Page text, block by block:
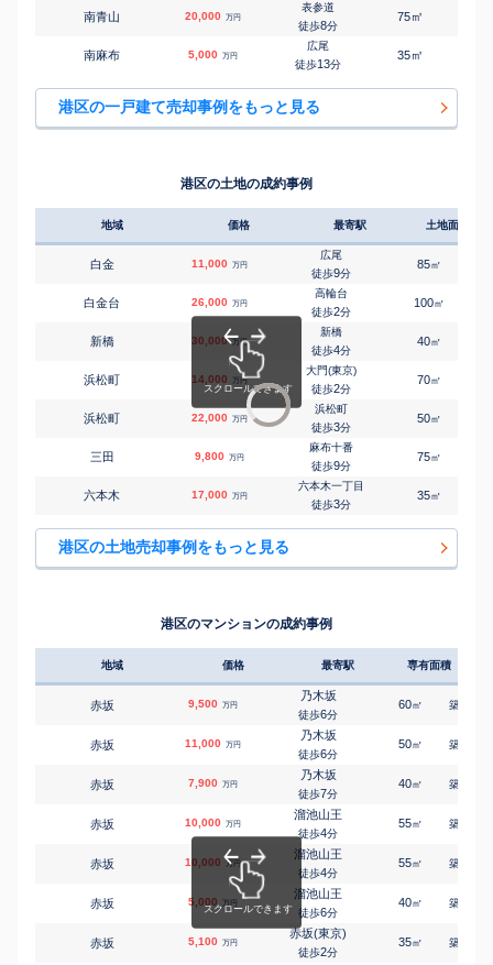
南青山 20,000 万円
表参道
徒歩8分
75㎡
南麻布 5,000 万円
広尾
徒歩13分
35㎡
港区の一戸建て売却事例をもっと見る
港区の土地の成約事例
地域 価格 最寄駅 土地面積
白金 11,000 万円
広尾
徒歩9分
85㎡
白金台 26,000 万円
高輪台
徒歩2分
100㎡
新橋 30,000 万円
新橋
徒歩4分
40㎡
浜松町 14,000 万円
大門(東京)
徒歩2分
70㎡
浜松町 22,000 万円
浜松町
徒歩3分
50㎡
三田 9,800 万円
麻布十番
徒歩9分
75㎡
六本木 17,000 万円
六本木一丁目
徒歩3分
35㎡
港区の土地売却事例をもっと見る
港区のマンションの成約事例
地域 価格 最寄駅 専有面積
赤坂 9,500 万円
乃木坂
徒歩6分
60㎡ 築
赤坂 11,000 万円
乃木坂
徒歩6分
50㎡ 築
赤坂 7,900 万円
乃木坂
徒歩7分
40㎡ 築
赤坂 10,000 万円
溜池山王
徒歩4分
55㎡ 築
赤坂 10,000 万円
溜池山王
徒歩4分
55㎡ 築
赤坂 5,000 万円
溜池山王
徒歩6分
40㎡ 築
赤坂 5,100 万円
赤坂(東京)
徒歩2分
35㎡ 築